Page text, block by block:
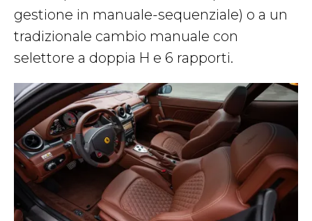
gestione in manuale-sequenziale) o a un
tradizionale cambio manuale con
selettore a doppia H e 6 rapporti.